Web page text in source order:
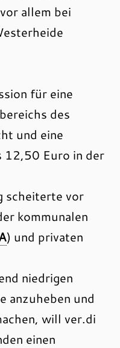
allem bei
für eine
des
und eine
12,50 Euro in der
scheiterte vor
kommunalen
) und privaten
niedrigen
anzuheben und
will ver.di
einen